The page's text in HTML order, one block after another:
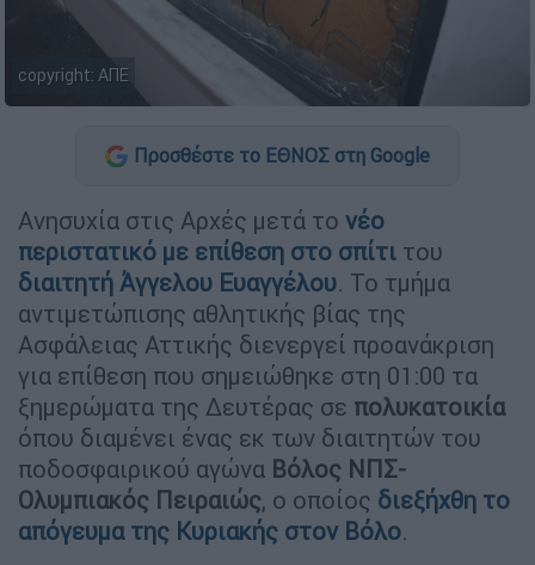
copyright: AΠΕ
Προσθέστε το ΕΘΝΟΣ στη Google
Aνησυχία στις Αρχές μετά το νέο
περιστατικό με επίθεση στο σπίτι του
διαιτητή Άγγελου Ευαγγέλου. Το τμήμα
αντιμετώπισης αθλητικής βίας της
Ασφάλειας Αττικής διενεργεί προανάκριση
για επίθεση που σημειώθηκε στη 01:00 τα
ξημερώματα της Δευτέρας σε πολυκατοικία
όπου διαμένει ένας εκ των διαιτητών του
ποδοσφαιρικού αγώνα Βόλος ΝΠΣ-
Ολυμπιακός Πειραιώς, ο οποίος διεξήχθη το
απόγευμα της Κυριακής στον Βόλο.